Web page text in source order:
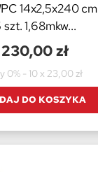
14x2,5x240
1,68mkw...
230,00 zł
0% - 10 x 23,00 zł
DO KOSZYKA